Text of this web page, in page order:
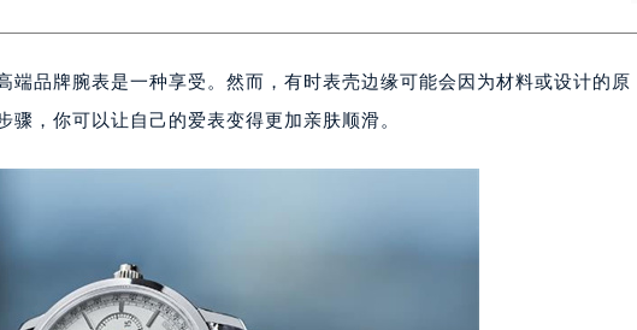
端品牌腕表是一种享受。然而，有时表壳边缘可能会因为材料或设计的原
，你可以让自己的爱表变得更加亲肤顺滑。